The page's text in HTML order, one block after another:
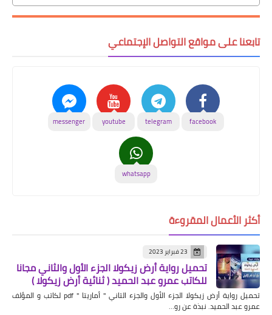
تابعنا على مواقع التواصل الإجتماعي
facebook
telegram
youtube
messenger
whatsapp
أكثر الأعمال المقروءة
23 فبراير 2023
تحميل رواية أرض زيكولا الجزء الأول والثاني مجانا
للكاتب عمرو عبد الحميد ( ثنائية أرض زيكولا )
تحميل رواية أرض زيكولا الجزء الأول والجزء التاني " أماريتا " pdf لكاتب و المؤلف
عمرو عبد الحميد. نبذة عن رو…